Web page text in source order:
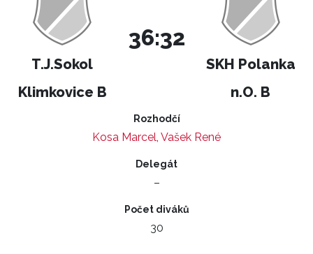
T.J.Sokol
Klimkovice B
36:32
SKH Polanka
n.O. B
Rozhodčí
Kosa Marcel, Vašek René
Delegát
–
Počet diváků
30